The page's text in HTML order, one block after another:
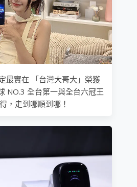
最實在 「台灣大哥大」榮獲
NO.3 全台第一與全台六冠王
，走到哪順到哪！